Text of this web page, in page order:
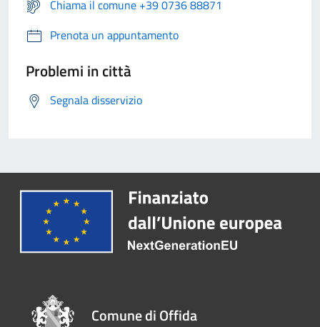
Chiama il comune +39 0736 88871
Prenota un appuntamento
Problemi in città
Segnala disservizio
Comune di Offida